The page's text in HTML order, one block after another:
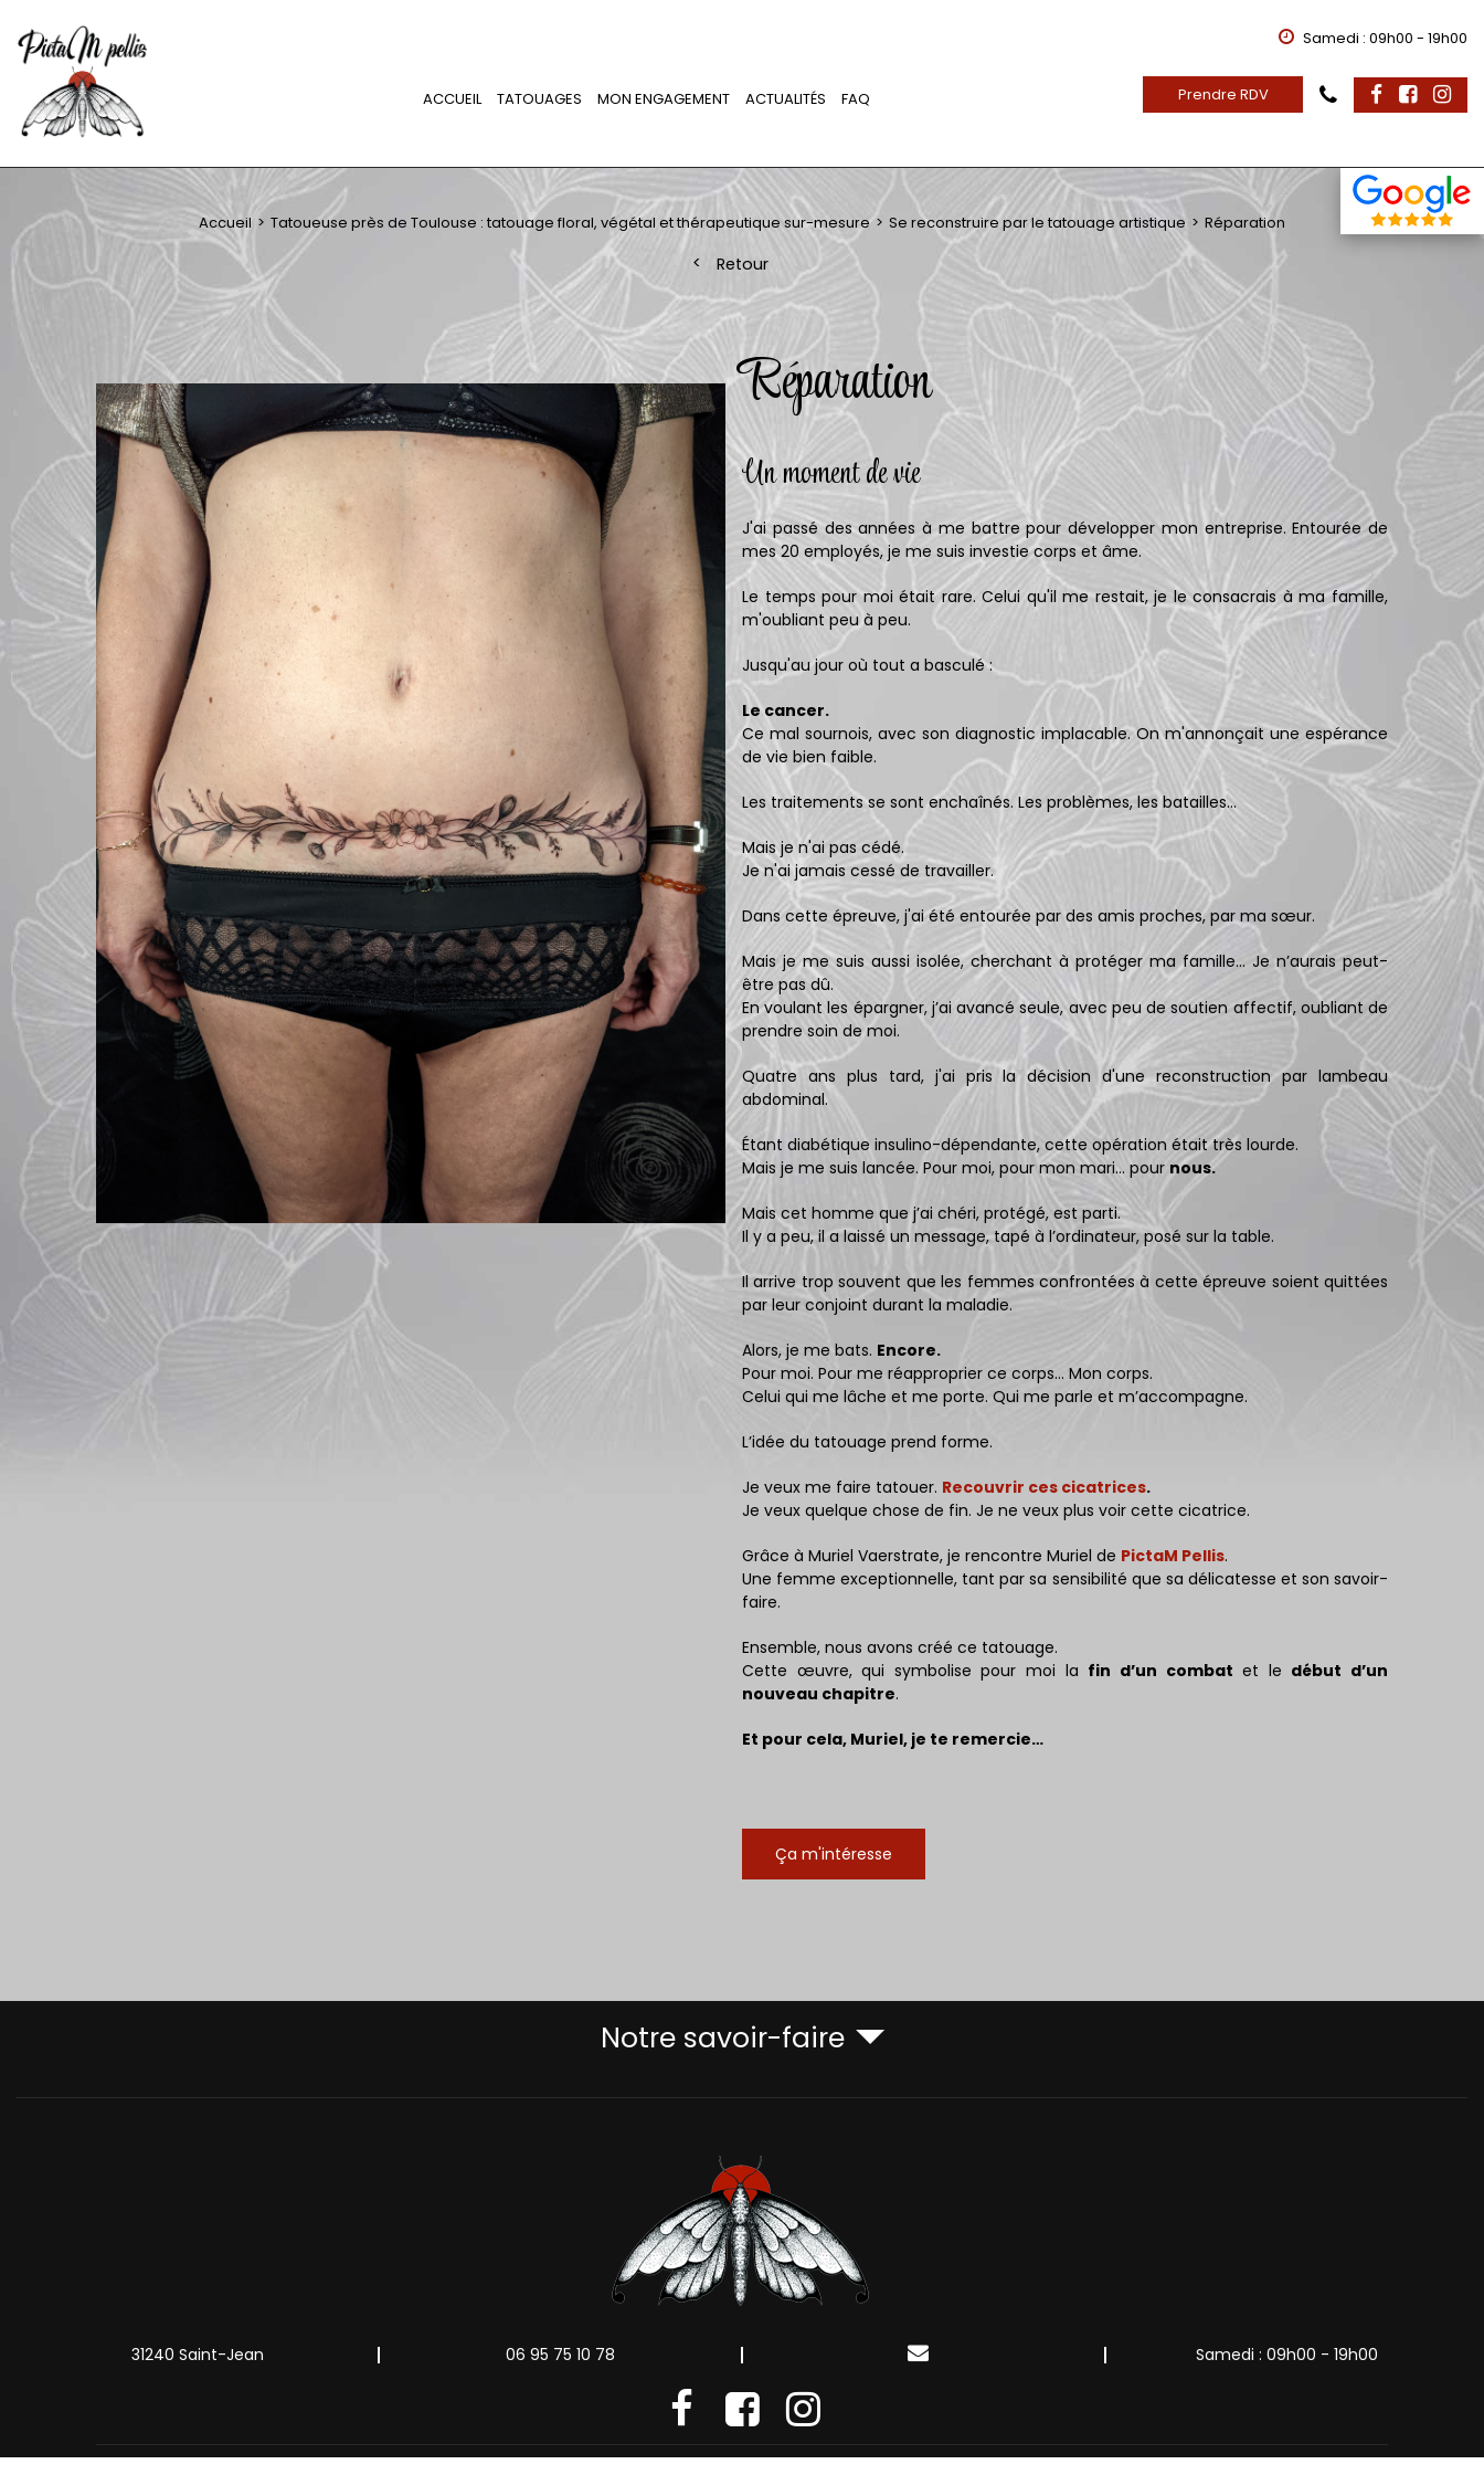
Samedi : 09h00 - 19h00
ACCUEIL TATOUAGES MON ENGAGEMENT ACTUALITÉS FAQ Prendre RDV
Accueil Tatoueuse près de Toulouse : tatouage floral, végétal et thérapeutique sur-mesure Se reconstruire par le tatouage artistique Réparation
Retour
Réparation
Un moment de vie
J'ai passé des années à me battre pour développer mon entreprise. Entourée de
mes 20 employés, je me suis investie corps et âme.
Le temps pour moi était rare. Celui qu'il me restait, je le consacrais à ma famille,
m'oubliant peu à peu.
Jusqu'au jour où tout a basculé :
Le cancer.
Ce mal sournois, avec son diagnostic implacable. On m'annonçait une espérance
de vie bien faible.
Les traitements se sont enchaînés. Les problèmes, les batailles…
Mais je n'ai pas cédé.
Je n'ai jamais cessé de travailler.
Dans cette épreuve, j'ai été entourée par des amis proches, par ma sœur.
Mais je me suis aussi isolée, cherchant à protéger ma famille… Je n’aurais peut-
être pas dû.
En voulant les épargner, j’ai avancé seule, avec peu de soutien affectif, oubliant de
prendre soin de moi.
Quatre ans plus tard, j'ai pris la décision d'une reconstruction par lambeau
abdominal.
Étant diabétique insulino-dépendante, cette opération était très lourde.
Mais je me suis lancée. Pour moi, pour mon mari… pour nous.
Mais cet homme que j’ai chéri, protégé, est parti.
Il y a peu, il a laissé un message, tapé à l’ordinateur, posé sur la table.
Il arrive trop souvent que les femmes confrontées à cette épreuve soient quittées
par leur conjoint durant la maladie.
Alors, je me bats. Encore.
Pour moi. Pour me réapproprier ce corps… Mon corps.
Celui qui me lâche et me porte. Qui me parle et m’accompagne.
L’idée du tatouage prend forme.
Je veux me faire tatouer. Recouvrir ces cicatrices.
Je veux quelque chose de fin. Je ne veux plus voir cette cicatrice.
Grâce à Muriel Vaerstrate, je rencontre Muriel de PictaM Pellis.
Une femme exceptionnelle, tant par sa sensibilité que sa délicatesse et son savoir-
faire.
Ensemble, nous avons créé ce tatouage.
Cette œuvre, qui symbolise pour moi la fin d’un combat et le début d’un
nouveau chapitre.
Et pour cela, Muriel, je te remercie…
Ça m'intéresse
Notre savoir-faire
31240 Saint-Jean 06 95 75 10 78 Samedi : 09h00 - 19h00